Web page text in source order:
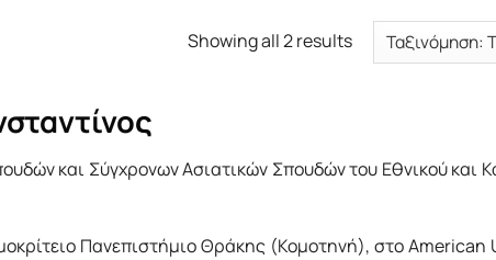
Showing all 2 results
και Σύγχρονων Ασια­τικών Σπουδών του Εθνικού και
Πανεπιστήμιο Θράκης (Κομοτηνή), στο